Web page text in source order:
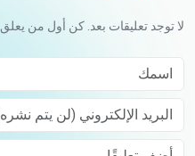
لا توجد تعليقات بعد. كن أول من يعلق.
اسمك
البريد الإلكتروني (لن يتم نشره)